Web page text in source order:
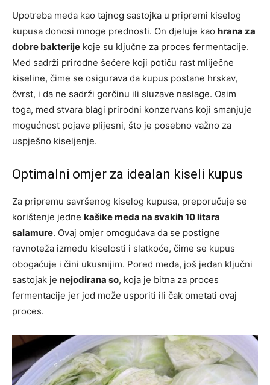
Upotreba meda kao tajnog sastojka u pripremi kiselog
kupusa donosi mnoge prednosti. On djeluje kao hrana za
dobre bakterije koje su ključne za proces fermentacije.
Med sadrži prirodne šećere koji potiču rast mliječne
kiseline, čime se osigurava da kupus postane hrskav,
čvrst, i da ne sadrži gorčinu ili sluzave naslage. Osim
toga, med stvara blagi prirodni konzervans koji smanjuje
mogućnost pojave plijesni, što je posebno važno za
uspješno kiseljenje.
Optimalni omjer za idealan kiseli kupus
Za pripremu savršenog kiselog kupusa, preporučuje se
korištenje jedne kašike meda na svakih 10 litara
salamure. Ovaj omjer omogućava da se postigne
ravnoteža između kiselosti i slatkoće, čime se kupus
obogaćuje i čini ukusnijim. Pored meda, još jedan ključni
sastojak je nejodirana so, koja je bitna za proces
fermentacije jer jod može usporiti ili čak ometati ovaj
proces.